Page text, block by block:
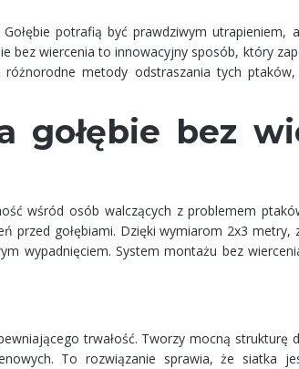
potrafią być prawdziwym utrapieniem,
bez wiercenia to innowacyjny sposób, który
różnorodne metody odstraszania tych
gołębie bez
wśród osób walczących z problemem
przed gołębiami. Dzięki wymiarom 2x3 metry,
wypadnięciem. System montażu bez
trwałość. Tworzy mocną strukturę
To rozwiązanie sprawia, że siatka